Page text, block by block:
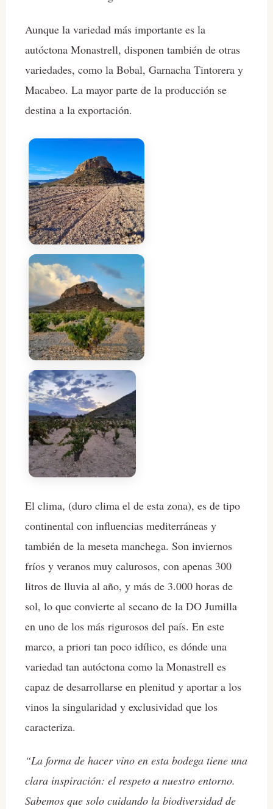
Aunque la variedad más importante es la
autóctona Monastrell, disponen también de otras
variedades, como la Bobal, Garnacha Tintorera y
Macabeo. La mayor parte de la producción se
destina a la exportación.
El clima, (duro clima el de esta zona), es de tipo
continental con influencias mediterráneas y
también de la meseta manchega. Son inviernos
fríos y veranos muy calurosos, con apenas 300
litros de lluvia al año, y más de 3.000 horas de
sol, lo que convierte al secano de la DO Jumilla
en uno de los más rigurosos del país. En este
marco, a priori tan poco idílico, es dónde una
variedad tan autóctona como la Monastrell es
capaz de desarrollarse en plenitud y aportar a los
vinos la singularidad y exclusividad que los
caracteriza.
“La forma de hacer vino en esta bodega tiene una
clara inspiración: el respeto a nuestro entorno.
Sabemos que solo cuidando la biodiversidad de